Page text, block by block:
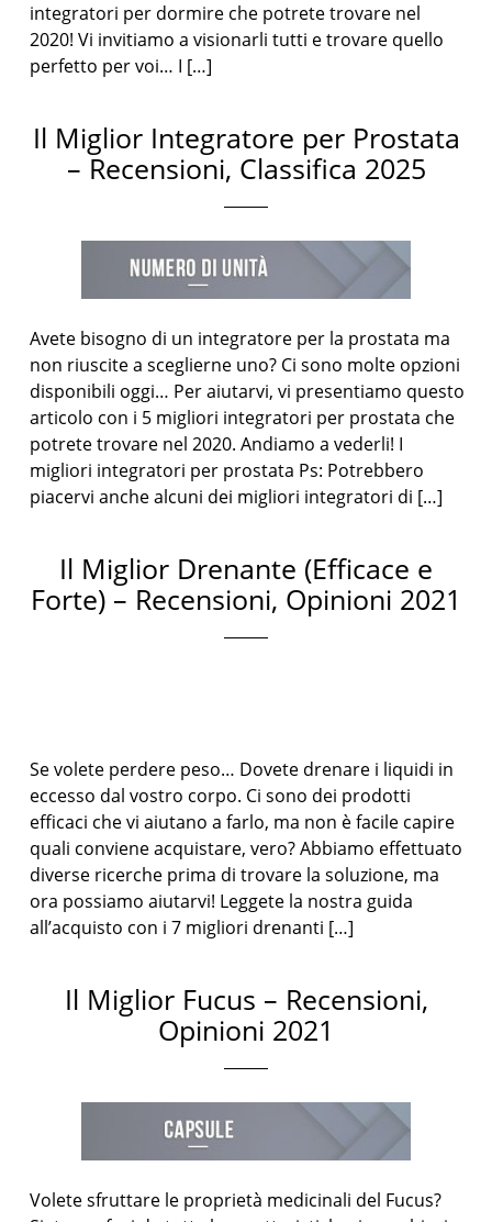
integratori per dormire che potrete trovare nel
2020! Vi invitiamo a visionarli tutti e trovare quello
perfetto per voi… I […]
Il Miglior Integratore per Prostata
– Recensioni, Classifica 2025
Avete bisogno di un integratore per la prostata ma
non riuscite a sceglierne uno? Ci sono molte opzioni
disponibili oggi… Per aiutarvi, vi presentiamo questo
articolo con i 5 migliori integratori per prostata che
potrete trovare nel 2020. Andiamo a vederli! I
migliori integratori per prostata Ps: Potrebbero
piacervi anche alcuni dei migliori integratori di […]
Il Miglior Drenante (Efficace e
Forte) – Recensioni, Opinioni 2021
Se volete perdere peso… Dovete drenare i liquidi in
eccesso dal vostro corpo. Ci sono dei prodotti
efficaci che vi aiutano a farlo, ma non è facile capire
quali conviene acquistare, vero? Abbiamo effettuato
diverse ricerche prima di trovare la soluzione, ma
ora possiamo aiutarvi! Leggete la nostra guida
all’acquisto con i 7 migliori drenanti […]
Il Miglior Fucus – Recensioni,
Opinioni 2021
Volete sfruttare le proprietà medicinali del Fucus?